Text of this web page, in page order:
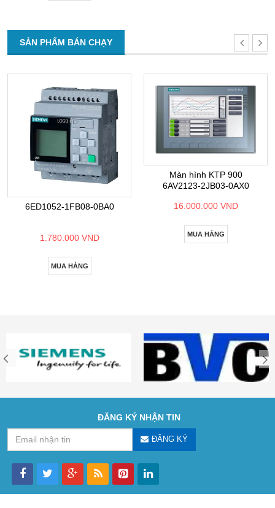
SẢN PHẨM BÁN CHẠY
6ED1052-1FB08-0BA0
1.780.000 VND
MUA HÀNG
Màn hình KTP 900
6AV2123-2JB03-0AX0
16.000.000 VND
MUA HÀNG
ĐĂNG KÝ NHẬN TIN
ĐĂNG KÝ